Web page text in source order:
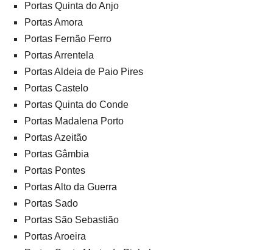
Portas Quinta do Anjo
Portas Amora
Portas Fernão Ferro
Portas Arrentela
Portas Aldeia de Paio Pires
Portas Castelo
Portas Quinta do Conde
Portas Madalena Porto
Portas Azeitão
Portas Gâmbia
Portas Pontes
Portas Alto da Guerra
Portas Sado
Portas São Sebastião
Portas Aroeira